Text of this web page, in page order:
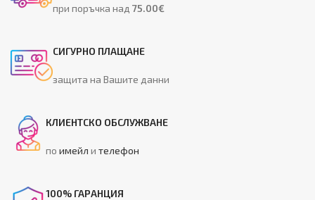
при поръчка над75.00€
СИГУРНО ПЛАЩАНЕ
защита на Вашите данни
КЛИЕНТСКО ОБСЛУЖВАНЕ
поимейл ителефон
100% ГАРАНЦИЯ